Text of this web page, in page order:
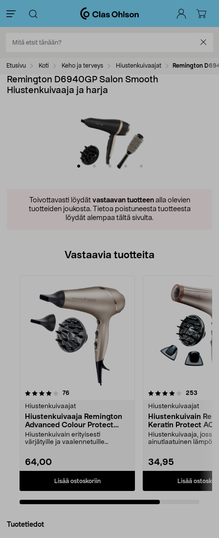
Etusivu Koti Keho ja terveys Hiustenkuivaajat Remington
Remington D6940GP Salon Smooth
Hiustenkuivaaja ja harja
Toivottavasti löydät vastaavan tuotteenalla olevien
tuotteiden joukosta. Tietoa poistuneesta tuotteesta
löydät alempaa tältä sivulta.
Vastaavia tuotteita
76arvostelut
Hiustenkuivaajat
Hiustenkuivaaja Remington
Advanced Colour Protect
AC8605
Hiustenkuivain erityisesti
värjätyille ja vaalennetuille
64,00
Lisää ostoskoriin
4.0viidestä
253
Hiustenkuivaajat
Hiustenkuivain
Keratin Protect
Hiustenkuivaaja, jossa
ainutlaatuinen
34,95
Lisää
Tuotetiedot